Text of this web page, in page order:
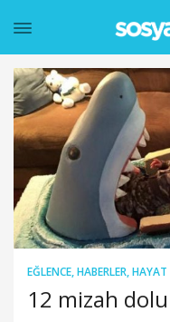
EĞLENCE,HABERLER,HAYAT
12 mizah